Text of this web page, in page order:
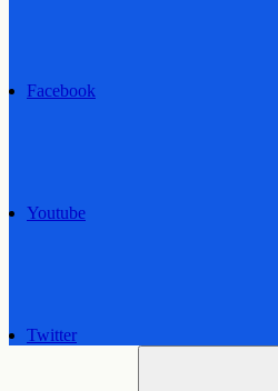
Facebook
Youtube
Twitter